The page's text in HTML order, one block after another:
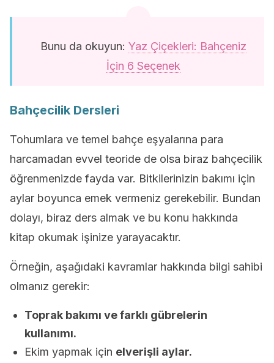
Bunu da okuyun: Yaz Çiçekleri: Bahçeniz
İçin 6 Seçenek
Bahçecilik Dersleri
Tohumlara ve temel bahçe eşyalarına para
harcamadan evvel teoride de olsa biraz bahçecilik
öğrenmenizde fayda var. Bitkilerinizin bakımı için
aylar boyunca emek vermeniz gerekebilir. Bundan
dolayı, biraz ders almak ve bu konu hakkında
kitap okumak işinize yarayacaktır.
Örneğin, aşağıdaki kavramlar hakkında bilgi sahibi
olmanız gerekir:
Toprak bakımı ve farklı gübrelerin
kullanımı.
Ekim yapmak için elverişli aylar.